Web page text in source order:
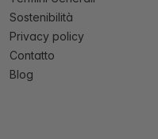
Sostenibilità
Privacy policy
Contatto
Blog